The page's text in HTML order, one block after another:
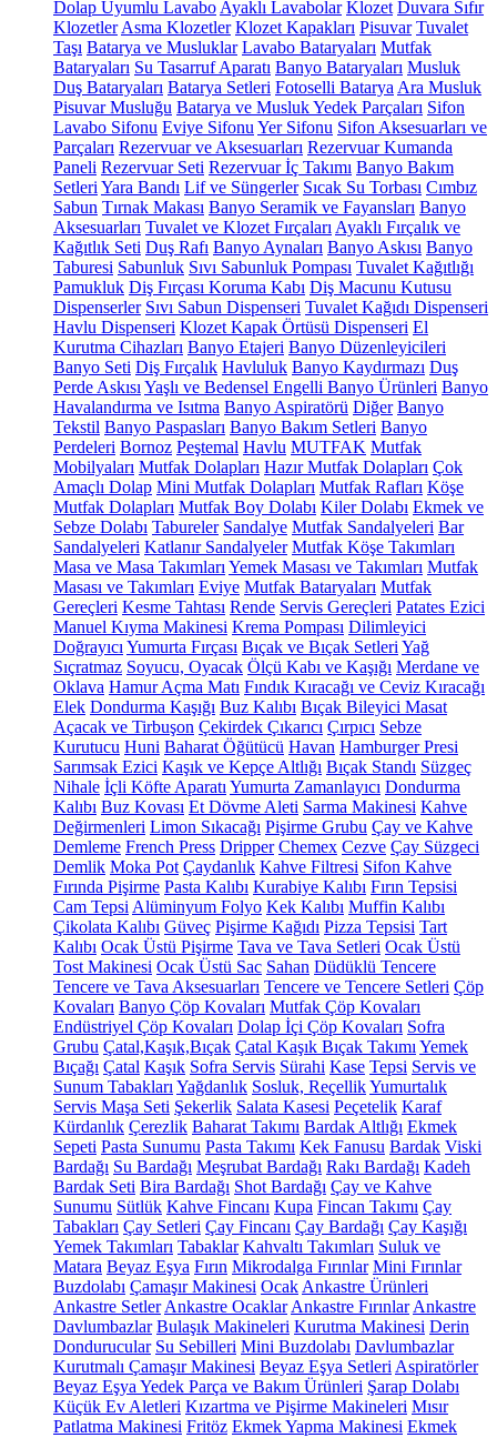
Dolap Uyumlu Lavabo Ayaklı Lavabolar Klozet Duvara Sıfır
Klozetler Asma Klozetler Klozet Kapakları Pisuvar Tuvalet
Taşı Batarya ve Musluklar Lavabo Bataryaları Mutfak
Bataryaları Su Tasarruf Aparatı Banyo Bataryaları Musluk
Duş Bataryaları Batarya Setleri Fotoselli Batarya Ara Musluk
Pisuvar Musluğu Batarya ve Musluk Yedek Parçaları Sifon
Lavabo Sifonu Eviye Sifonu Yer Sifonu Sifon Aksesuarları ve
Parçaları Rezervuar ve Aksesuarları Rezervuar Kumanda
Paneli Rezervuar Seti Rezervuar İç Takımı Banyo Bakım
Setleri Yara Bandı Lif ve Süngerler Sıcak Su Torbası Cımbız
Sabun Tırnak Makası Banyo Seramik ve Fayansları Banyo
Aksesuarları Tuvalet ve Klozet Fırçaları Ayaklı Fırçalık ve
Kağıtlık Seti Duş Rafı Banyo Aynaları Banyo Askısı Banyo
Taburesi Sabunluk Sıvı Sabunluk Pompası Tuvalet Kağıtlığı
Pamukluk Diş Fırçası Koruma Kabı Diş Macunu Kutusu
Dispenserler Sıvı Sabun Dispenseri Tuvalet Kağıdı Dispenseri
Havlu Dispenseri Klozet Kapak Örtüsü Dispenseri El
Kurutma Cihazları Banyo Etajeri Banyo Düzenleyicileri
Banyo Seti Diş Fırçalık Havluluk Banyo Kaydırmazı Duş
Perde Askısı Yaşlı ve Bedensel Engelli Banyo Ürünleri Banyo
Havalandırma ve Isıtma Banyo Aspiratörü Diğer Banyo
Tekstil Banyo Paspasları Banyo Bakım Setleri Banyo
Perdeleri Bornoz Peştemal Havlu MUTFAK Mutfak
Mobilyaları Mutfak Dolapları Hazır Mutfak Dolapları Çok
Amaçlı Dolap Mini Mutfak Dolapları Mutfak Rafları Köşe
Mutfak Dolapları Mutfak Boy Dolabı Kiler Dolabı Ekmek ve
Sebze Dolabı Tabureler Sandalye Mutfak Sandalyeleri Bar
Sandalyeleri Katlanır Sandalyeler Mutfak Köşe Takımları
Masa ve Masa Takımları Yemek Masası ve Takımları Mutfak
Masası ve Takımları Eviye Mutfak Bataryaları Mutfak
Gereçleri Kesme Tahtası Rende Servis Gereçleri Patates Ezici
Manuel Kıyma Makinesi Krema Pompası Dilimleyici
Doğrayıcı Yumurta Fırçası Bıçak ve Bıçak Setleri Yağ
Sıçratmaz Soyucu, Oyacak Ölçü Kabı ve Kaşığı Merdane ve
Oklava Hamur Açma Matı Fındık Kıracağı ve Ceviz Kıracağı
Elek Dondurma Kaşığı Buz Kalıbı Bıçak Bileyici Masat
Açacak ve Tirbuşon Çekirdek Çıkarıcı Çırpıcı Sebze
Kurutucu Huni Baharat Öğütücü Havan Hamburger Presi
Sarımsak Ezici Kaşık ve Kepçe Altlığı Bıçak Standı Süzgeç
Nihale İçli Köfte Aparatı Yumurta Zamanlayıcı Dondurma
Kalıbı Buz Kovası Et Dövme Aleti Sarma Makinesi Kahve
Değirmenleri Limon Sıkacağı Pişirme Grubu Çay ve Kahve
Demleme French Press Dripper Chemex Cezve Çay Süzgeci
Demlik Moka Pot Çaydanlık Kahve Filtresi Sifon Kahve
Fırında Pişirme Pasta Kalıbı Kurabiye Kalıbı Fırın Tepsisi
Cam Tepsi Alüminyum Folyo Kek Kalıbı Muffin Kalıbı
Çikolata Kalıbı Güveç Pişirme Kağıdı Pizza Tepsisi Tart
Kalıbı Ocak Üstü Pişirme Tava ve Tava Setleri Ocak Üstü
Tost Makinesi Ocak Üstü Sac Sahan Düdüklü Tencere
Tencere ve Tava Aksesuarları Tencere ve Tencere Setleri Çöp
Kovaları Banyo Çöp Kovaları Mutfak Çöp Kovaları
Endüstriyel Çöp Kovaları Dolap İçi Çöp Kovaları Sofra
Grubu Çatal,Kaşık,Bıçak Çatal Kaşık Bıçak Takımı Yemek
Bıçağı Çatal Kaşık Sofra Servis Sürahi Kase Tepsi Servis ve
Sunum Tabakları Yağdanlık Sosluk, ReçellikYumurtalık
Servis Maşa Seti Şekerlik Salata Kasesi Peçetelik Karaf
Kürdanlık Çerezlik Baharat Takımı Bardak Altlığı Ekmek
Sepeti Pasta Sunumu Pasta Takımı Kek Fanusu Bardak Viski
Bardağı Su Bardağı Meşrubat Bardağı Rakı Bardağı Kadeh
Bardak Seti Bira Bardağı Shot Bardağı Çay ve Kahve
Sunumu Sütlük Kahve Fincanı Kupa Fincan Takımı Çay
Tabakları Çay Setleri Çay Fincanı Çay Bardağı Çay Kaşığı
Yemek Takımları Tabaklar Kahvaltı Takımları Suluk ve
Matara Beyaz Eşya Fırın Mikrodalga Fırınlar Mini Fırınlar
Buzdolabı Çamaşır Makinesi Ocak Ankastre Ürünleri
Ankastre Setler Ankastre Ocaklar Ankastre Fırınlar Ankastre
Davlumbazlar Bulaşık Makineleri Kurutma Makinesi Derin
Dondurucular Su Sebilleri Mini Buzdolabı Davlumbazlar
Kurutmalı Çamaşır Makinesi Beyaz Eşya Setleri Aspiratörler
Beyaz Eşya Yedek Parça ve Bakım Ürünleri Şarap Dolabı
Küçük Ev Aletleri Kızartma ve Pişirme Makineleri Mısır
Patlatma Makinesi Fritöz Ekmek Yapma Makinesi Ekmek